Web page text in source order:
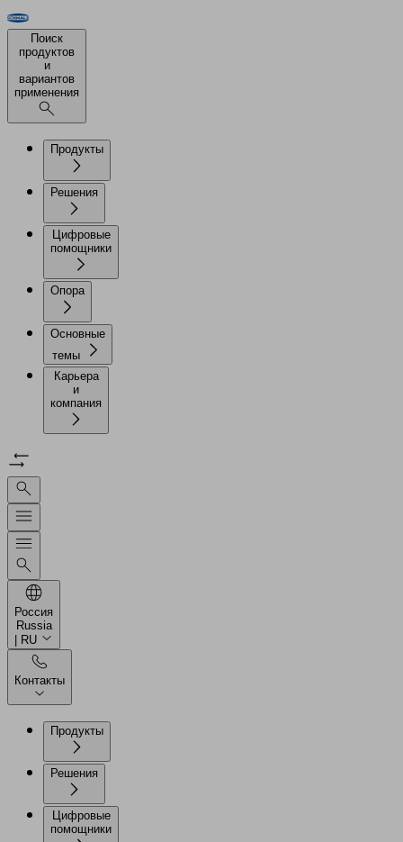
Поиск
продуктов
и
вариантов
применения
Продукты
Решения
Цифровые
помощники
Опора
Основные
темы
Карьера
и
компания
Россия
Russia
| RU
Контакты
Продукты
Решения
Цифровые
помощники